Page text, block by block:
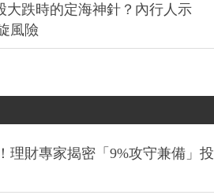
大跌時的定海神針？內行人示
風險
理財專家揭密「9%攻守兼備」投